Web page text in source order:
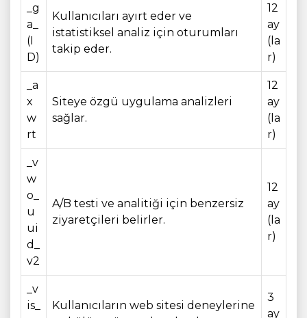
_g
a_
(I
D)
Kullanıcıları ayırt eder ve
istatistiksel analiz için oturumları
takip eder.
12
ay
(la
r)
_a
x
w
rt
Siteye özgü uygulama analizleri
sağlar.
12
ay
(la
r)
_v
w
o_
u
ui
d_
v2
A/B testi ve analitiği için benzersiz
ziyaretçileri belirler.
12
ay
(la
r)
_v
is_
Kullanıcıların web sitesi deneylerine
3
ay